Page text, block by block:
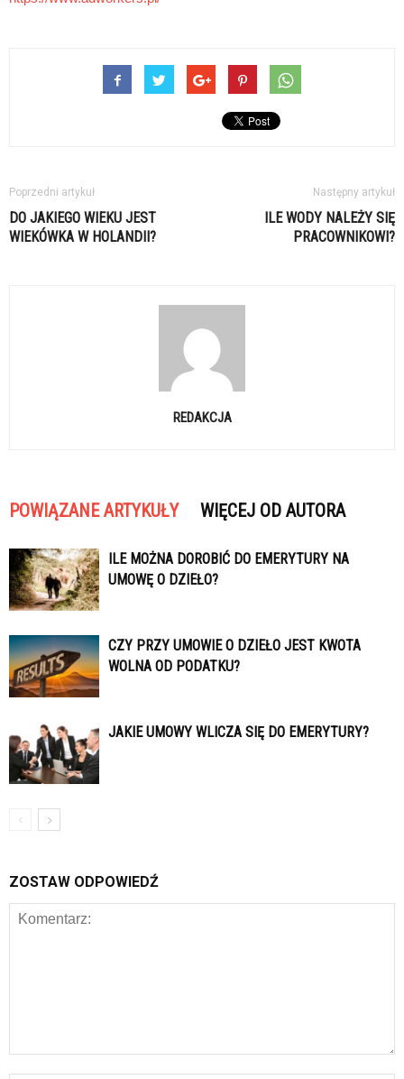
Poprzedni artykuł
DO JAKIEGO WIEKU JEST
WIEKÓWKA W HOLANDII?
Następny artykuł
ILE WODY NALEŻY SIĘ
PRACOWNIKOWI?
REDAKCJA
POWIĄZANE ARTYKUŁY WIĘCEJ OD AUTORA
ILE MOŻNA DOROBIĆ DO EMERYTURY NA
UMOWĘ O DZIEŁO?
CZY PRZY UMOWIE O DZIEŁO JEST KWOTA
WOLNA OD PODATKU?
JAKIE UMOWY WLICZA SIĘ DO EMERYTURY?
ZOSTAW ODPOWIEDŹ